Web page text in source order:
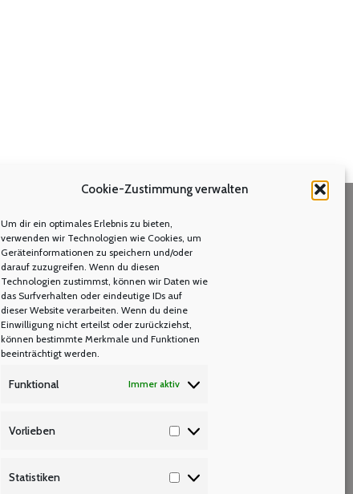
Cookie-Zustimmung verwalten
Um dir ein optimales Erlebnis zu bieten,
verwenden wir Technologien wie Cookies, um
Geräteinformationen zu speichern und/oder
darauf zuzugreifen. Wenn du diesen
Technologien zustimmst, können wir Daten wie
das Surfverhalten oder eindeutige IDs auf
dieser Website verarbeiten. Wenn du deine
Einwilligung nicht erteilst oder zurückziehst,
können bestimmte Merkmale und Funktionen
beeinträchtigt werden.
Funktional Immer aktiv
Vorlieben
Statistiken
Volltextsuche
Search: